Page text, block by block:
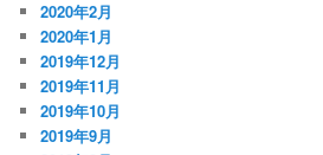
2020年2月
2020年1月
2019年12月
2019年11月
2019年10月
2019年9月